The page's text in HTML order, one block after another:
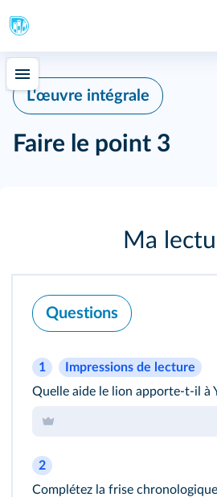
L'œuvre intégrale
Faire le point 3
Ma
Questions
1
Impressions de lecture
Quelle aide le lion apporte-t-il à
2
Complétez la frise